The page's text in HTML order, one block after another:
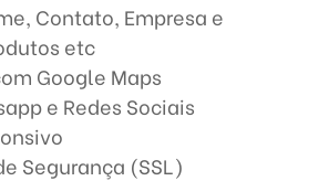
Contato, Empresa e
etc
Google Maps
e Redes Sociais
Segurança (SSL)